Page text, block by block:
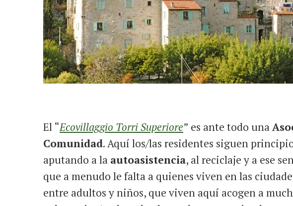
El “Ecovillaggio Torri Superiore” es ante todo una
Comunidad. Aquí los/las residentes siguen
aputando a la autoasistencia, al reciclaje y a ese
que a menudo le falta a quienes viven en las
entre adultos y niños, que viven aquí acogen a